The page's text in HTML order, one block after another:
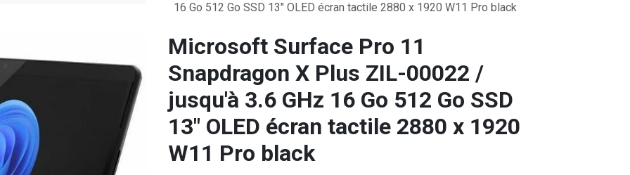
16 Go 512 Go SSD 13" OLED écran tactile 2880 x 1920 W11 Pro black
Microsoft Surface Pro 11
Snapdragon X Plus ZIL-00022 /
jusqu'à 3.6 GHz 16 Go 512 Go SSD
13" OLED écran tactile 2880 x 1920
W11 Pro black